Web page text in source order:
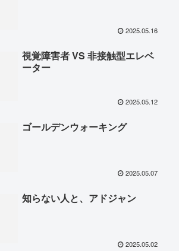
2025.05.16
視覚障害者 VS 非接触型エレベ
ーター
2025.05.12
ゴールデンウォーキング
2025.05.07
知らない人と、アドジャン
2025.05.02